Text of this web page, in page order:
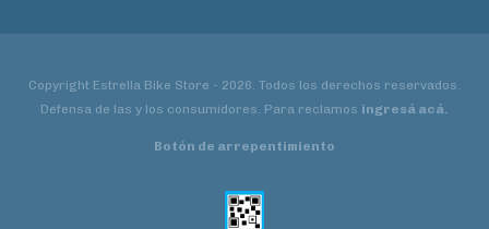
Copyright Estrella Bike Store - 2026. Todos los derechos reservados.
Defensa de las y los consumidores. Para reclamos ingresá acá.
Botón de arrepentimiento